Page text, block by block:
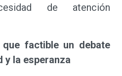
de atención
factible un debate
y la esperanza